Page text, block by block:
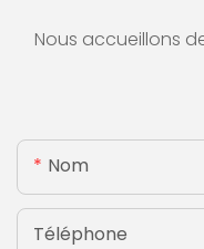
Nous accueillons
Nom
Téléphone